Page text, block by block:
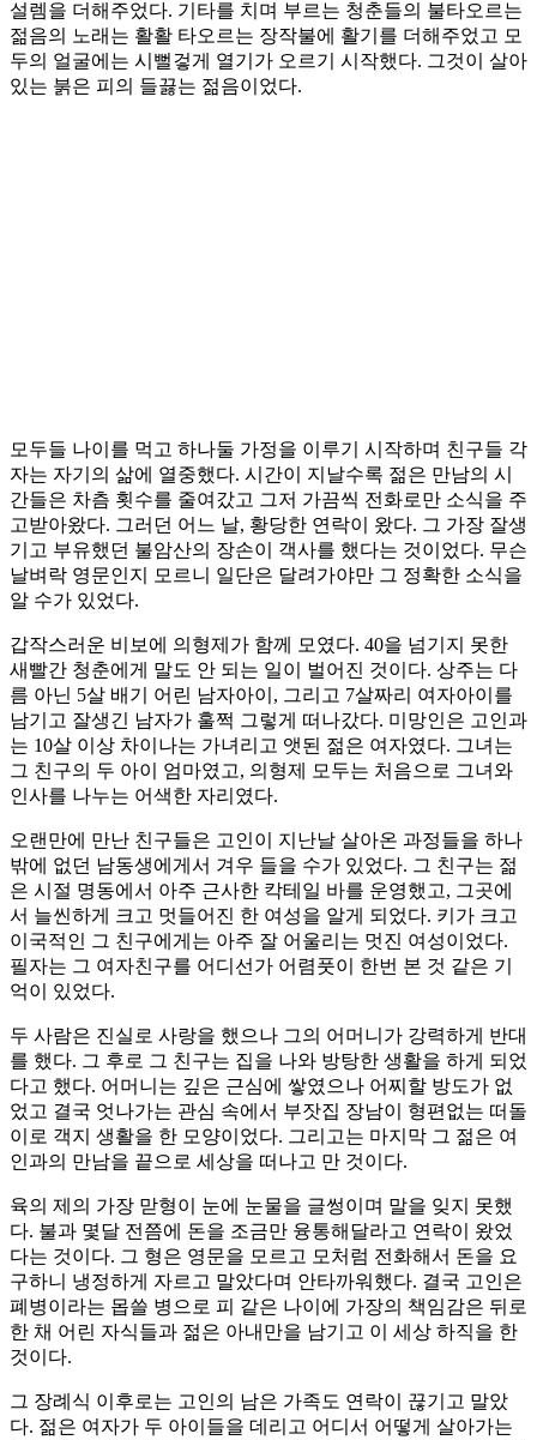
설렘을 더해주었다. 기타를 치며 부르는 청춘들의 불타오르는
젊음의 노래는 활활 타오르는 장작불에 활기를 더해주었고 모
두의 얼굴에는 시뻘겋게 열기가 오르기 시작했다. 그것이 살아
있는 붉은 피의 들끓는 젊음이었다.
모두들 나이를 먹고 하나둘 가정을 이루기 시작하며 친구들 각
자는 자기의 삶에 열중했다. 시간이 지날수록 젊은 만남의 시
간들은 차츰 횟수를 줄여갔고 그저 가끔씩 전화로만 소식을 주
고받아왔다. 그러던 어느 날, 황당한 연락이 왔다. 그 가장 잘생
기고 부유했던 불암산의 장손이 객사를 했다는 것이었다. 무슨
날벼락 영문인지 모르니 일단은 달려가야만 그 정확한 소식을
알 수가 있었다.
갑작스러운 비보에 의형제가 함께 모였다. 40을 넘기지 못한
새빨간 청춘에게 말도 안 되는 일이 벌어진 것이다. 상주는 다
름 아닌 5살 배기 어린 남자아이, 그리고 7살짜리 여자아이를
남기고 잘생긴 남자가 훌쩍 그렇게 떠나갔다. 미망인은 고인과
는 10살 이상 차이나는 가녀리고 앳된 젊은 여자였다. 그녀는
그 친구의 두 아이 엄마였고, 의형제 모두는 처음으로 그녀와
인사를 나누는 어색한 자리였다.
오랜만에 만난 친구들은 고인이 지난날 살아온 과정들을 하나
밖에 없던 남동생에게서 겨우 들을 수가 있었다. 그 친구는 젊
은 시절 명동에서 아주 근사한 칵테일 바를 운영했고, 그곳에
서 늘씬하게 크고 멋들어진 한 여성을 알게 되었다. 키가 크고
이국적인 그 친구에게는 아주 잘 어울리는 멋진 여성이었다.
필자는 그 여자친구를 어디선가 어렴풋이 한번 본 것 같은 기
억이 있었다.
두 사람은 진실로 사랑을 했으나 그의 어머니가 강력하게 반대
를 했다. 그 후로 그 친구는 집을 나와 방탕한 생활을 하게 되었
다고 했다. 어머니는 깊은 근심에 쌓였으나 어찌할 방도가 없
었고 결국 엇나가는 관심 속에서 부잣집 장남이 형편없는 떠돌
이로 객지 생활을 한 모양이었다. 그리고는 마지막 그 젊은 여
인과의 만남을 끝으로 세상을 떠나고 만 것이다.
육의 제의 가장 맏형이 눈에 눈물을 글썽이며 말을 잊지 못했
다. 불과 몇달 전쯤에 돈을 조금만 융통해달라고 연락이 왔었
다는 것이다. 그 형은 영문을 모르고 모처럼 전화해서 돈을 요
구하니 냉정하게 자르고 말았다며 안타까워했다. 결국 고인은
폐병이라는 몹쓸 병으로 피 같은 나이에 가장의 책임감은 뒤로
한 채 어린 자식들과 젊은 아내만을 남기고 이 세상 하직을 한
것이다.
그 장례식 이후로는 고인의 남은 가족도 연락이 끊기고 말았
다. 젊은 여자가 두 아이들을 데리고 어디서 어떻게 살아가는